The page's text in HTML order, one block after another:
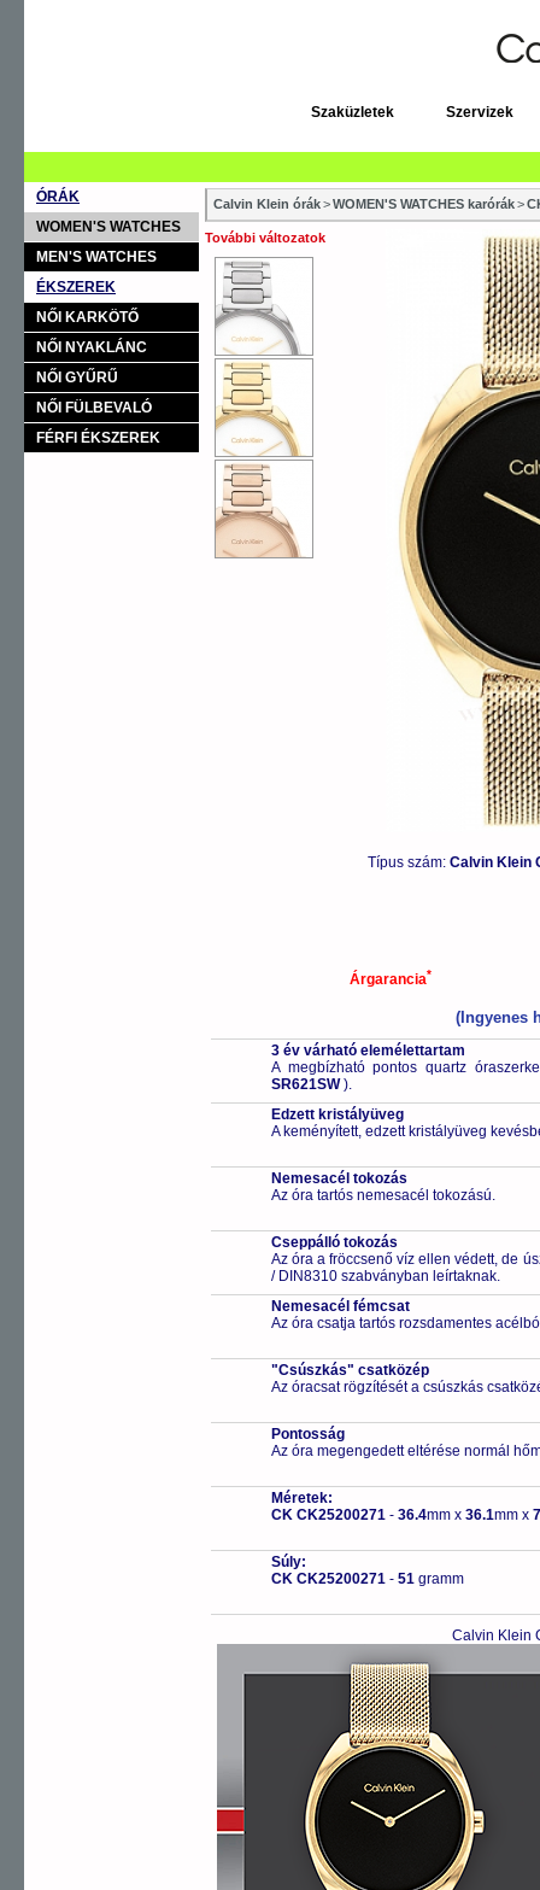
Szaküzletek Szervizek
ÓRÁK
WOMEN'S WATCHES
MEN'S WATCHES
ÉKSZEREK
NŐI KARKÖTŐ
NŐI NYAKLÁNC
NŐI GYŰRŰ
NŐI FÜLBEVALÓ
FÉRFI ÉKSZEREK
Calvin Klein órák>WOMEN'S WATCHES karórák>
További változatok
Típus szám: Calvin Klein
Árgarancia*
(Ingyenes
3 év várható elemélettartam
A megbízható pontos quartz
SR621SW).
Edzett kristályüveg
A keményített, edzett kristályüveg
Nemesacél tokozás
Az óra tartós nemesacél tokozású.
Cseppálló tokozás
Az óra a fröccsenő víz ellen védett, de
/ DIN8310 szabványban leírtaknak.
Nemesacél fémcsat
Az óra csatja tartós rozsdamentes
"Csúszkás" csatközép
Az óracsat rögzítését a csúszkás
Pontosság
Az óra megengedett eltérése normál
Méretek:
CK CK25200271 - 36.4mm x 36.1mm x 7
Súly:
CK CK25200271 - 51 gramm
Calvin Klein